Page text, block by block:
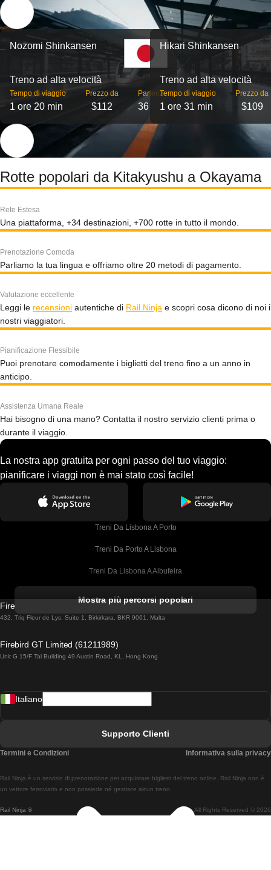
Nozomi Shinkansen
Treno ad alta velocità
Tempo di viaggio
1 ore 20 min
Prezzo da
$112
Partenze
36
Hikari Shinkansen
Treno ad alta velocità
Tempo di viaggio
1 ore 31 min
Prezzo da
$109
Rotte popolari da Kitakyushu a Okayama
Rete Estesa
Una piattaforma, +34 destinazioni, +700 rotte in tutto il mondo.
Prenotazione Comoda
Parliamo la tua lingua e offriamo oltre 20 metodi di pagamento.
Valutazione eccellente
Leggi le recensioni autentiche di Rail Ninja e scopri cosa dicono di noi i
nostri viaggiatori.
Pianificazione Flessibile
Puoi prenotare comodamente i biglietti del treno fino a un anno in
anticipo.
Assistenza Umana Reale
Hai bisogno di una mano? Contatta il nostro servizio clienti prima o
durante il viaggio.
La nostra app gratuita per ogni passo del tuo viaggio:
pianificare i viaggi non è mai stato così facile!
Treni Da Lisbona A Porto
Treni Da Porto A Lisbona
Treni Da Lisbona A Albufeira
Treni Da Lisbona A Lagos
Treni Da Lisbona A Madrid
Treni Da Lisbon A Braga
Treni Da Braga A Lisbona
Mostra più percorsi popolari
Firebird GT Limited (OC 1451)
432, Triq Fleur de Lys, Suite 1, Birkirkara, BKR 9061, Malta
Firebird GT Limited (61211989)
Unit G 15/F Tal Building 49 Austin Road, KL, Hong Kong
Rail Ninja ® All Rights Reserved © 2026
Rail Ninja è un servizio di prenotazione per acquistare biglietti del treno online. Rail Ninja non è
un vettore ferroviario e non possiede né gestisce alcun treno.
Italiano
Supporto Clienti
Termini e Condizioni Informativa sulla privacy